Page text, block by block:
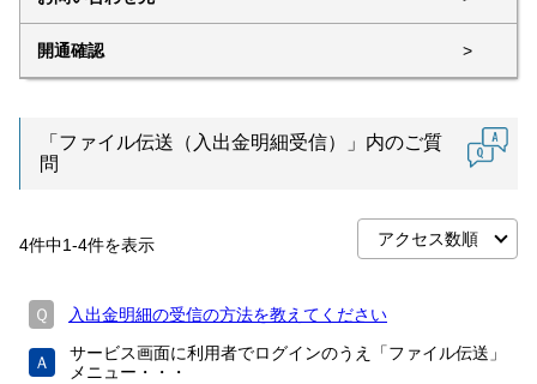
開通確認 >
「ファイル伝送（入出金明細受信）」内のご質
問
4件中1-4件を表示
Ｑ 入出金明細の受信の方法を教えてください
Ａ
サービス画面に利用者でログインのうえ「ファイル伝送」
メニュー・・・